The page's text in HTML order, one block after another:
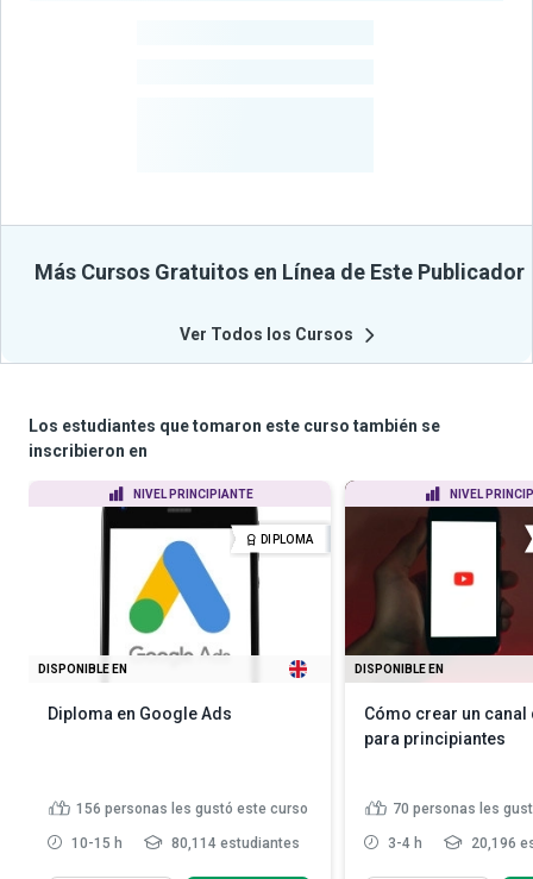
Más Cursos Gratuitos en Línea de Este Publicador
Ver Todos los Cursos
Los estudiantes que tomaron este curso también se
inscribieron en
NIVEL PRINCIPIANTE
DIPLOMA
DISPONIBLE EN
Diploma en Google Ads
156 personas les gustó este curso
10-15 h 80,114 estudiantes
NIVEL
DISPONIBLE EN
Cómo crear un canal
para principiantes
70 personas les
3-4 h 20,196